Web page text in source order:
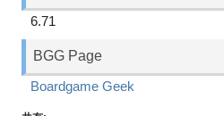
6.71
BGG Page
Boardgame Geek